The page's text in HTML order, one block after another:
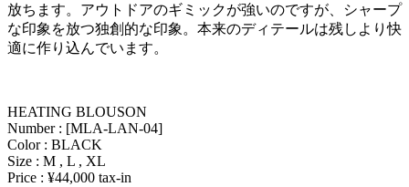
放ちます。アウトドアのギミックが強いのですが、シャープ
な印象を放つ独創的な印象。本来のディテールは残しより快
適に作り込んでいます。
HEATING BLOUSON
Number : [MLA-LAN-04]
Color : BLACK
Size : M , L , XL
Price : ¥44,000 tax-in